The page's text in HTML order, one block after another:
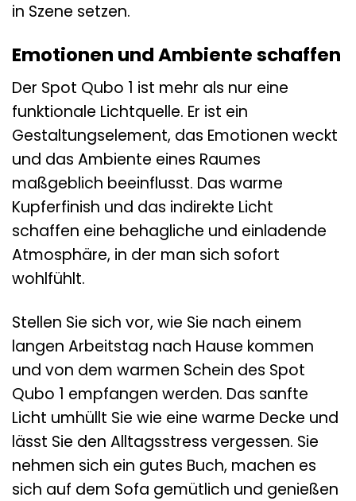
in Szene setzen.
Emotionen und Ambiente schaffen
Der Spot Qubo 1 ist mehr als nur eine
funktionale Lichtquelle. Er ist ein
Gestaltungselement, das Emotionen weckt
und das Ambiente eines Raumes
maßgeblich beeinflusst. Das warme
Kupferfinish und das indirekte Licht
schaffen eine behagliche und einladende
Atmosphäre, in der man sich sofort
wohlfühlt.
Stellen Sie sich vor, wie Sie nach einem
langen Arbeitstag nach Hause kommen
und von dem warmen Schein des Spot
Qubo 1 empfangen werden. Das sanfte
Licht umhüllt Sie wie eine warme Decke und
lässt Sie den Alltagsstress vergessen. Sie
nehmen sich ein gutes Buch, machen es
sich auf dem Sofa gemütlich und genießen